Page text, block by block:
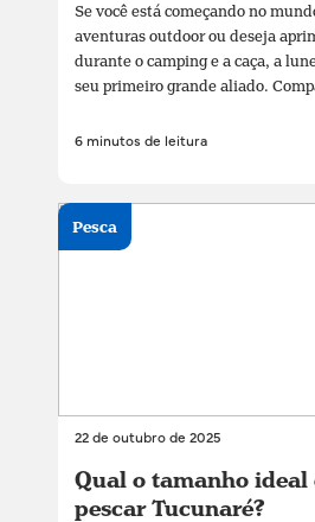
Se você está começando no
aventuras outdoor ou deseja
durante o camping e a caça, a
seu primeiro grande aliado.
6 minutos de leitura
22 de outubro de 2025
Qual o tamanho ideal
pescar Tucunaré?
Pesca